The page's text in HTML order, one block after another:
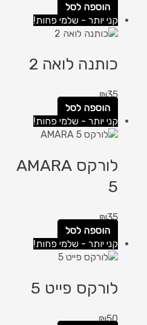
הוספה לסל
קני יותר - שלמי פחות!
כותנה לואה 2
₪35
הוספה לסל
קני יותר - שלמי פחות!
לורקס AMARA
5
₪35
הוספה לסל
קני יותר - שלמי פחות!
לורקס פייט 5
₪50